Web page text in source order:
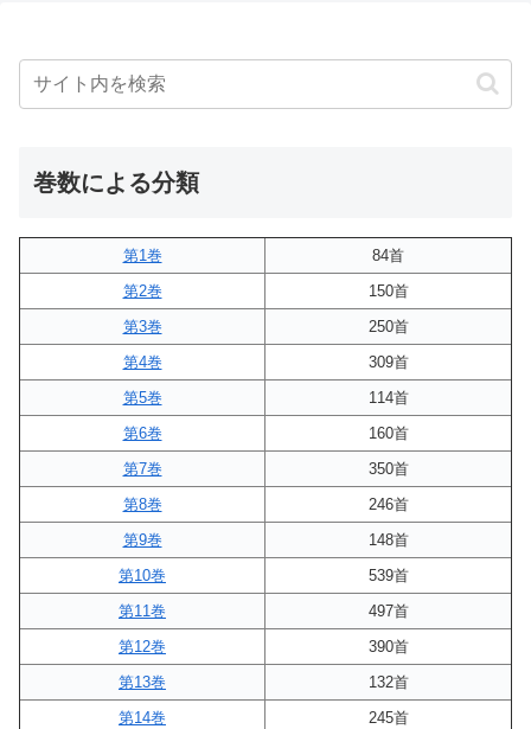
巻数による分類
第1巻
84首
第2巻
150首
第3巻
250首
第4巻
309首
第5巻
114首
第6巻
160首
第7巻
350首
第8巻
246首
第9巻
148首
第10巻
539首
第11巻
497首
第12巻
390首
第13巻
132首
第14巻
245首